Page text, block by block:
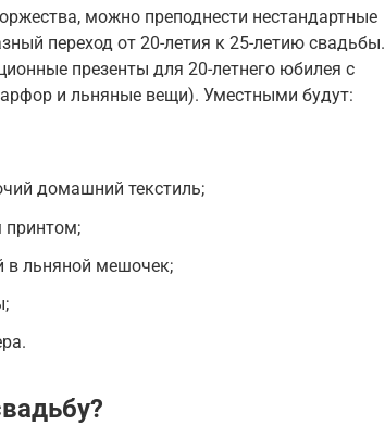
можно преподнести нестандартные
переход от 20-летия к 25-летию свадьбы.
презенты для 20-летнего юбилея с
и льняные вещи). Уместными будут:
домашний текстиль;
принтом;
в льняной мешочек;